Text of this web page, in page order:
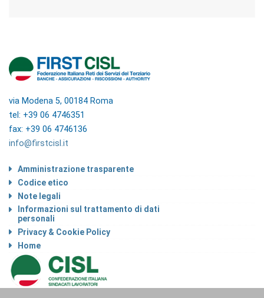
via Modena 5, 00184 Roma
tel: +39 06 4746351
fax: +39 06 4746136
info@firstcisl.it
Amministrazione trasparente
Codice etico
Note legali
Informazioni sul trattamento di dati
personali
Privacy & Cookie Policy
Home